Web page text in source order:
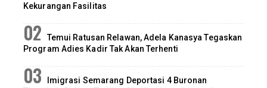
Kekurangan Fasilitas
Temui Ratusan Relawan, Adela Kanasya Tegaskan
Program Adies Kadir Tak Akan Terhenti
Imigrasi Semarang Deportasi 4 Buronan